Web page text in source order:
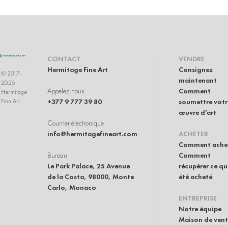
© 2017-
2026
Hermitage
Fine Art
CONTACT
Hermitage Fine Art
Appelez-nous
+377 9 777 39 80
Courrier électronique
info@hermitagefineart.com
Bureau
Le Park Palace, 25 Avenue
de la Costa, 98000, Monte
Carlo, Monaco
VENDRE
Consignez
maintenant
Comment
soumettre
œuvre d’art
ACHETER
Comment
Comment
récupérer ce
été acheté
ENTREPRISE
Notre équipe
Maison de